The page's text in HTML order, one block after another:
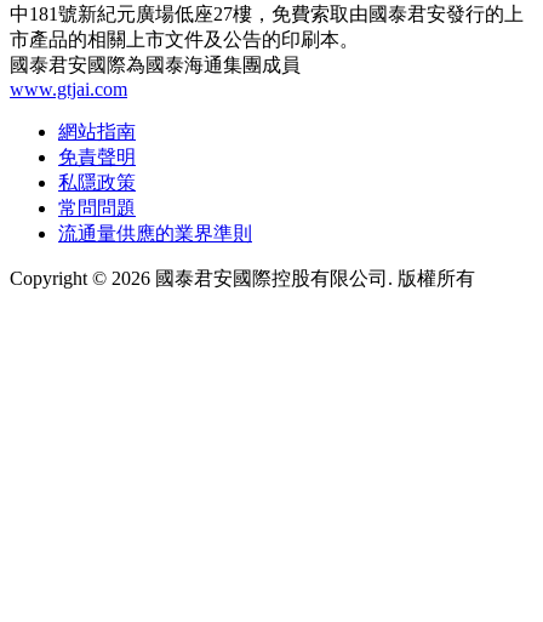
中181號新紀元廣場低座27樓，免費索取由國泰君安發行的上
市產品的相關上市文件及公告的印刷本。
國泰君安國際為國泰海通集團成員
www.gtjai.com
網站指南
免責聲明
私隱政策
常問問題
流通量供應的業界準則
Copyright © 2026 國泰君安國際控股有限公司. 版權所有